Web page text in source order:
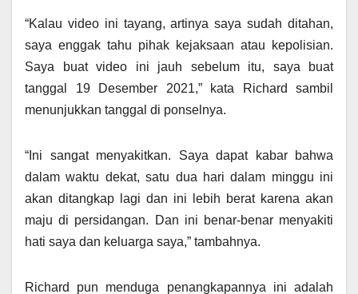
“Kalau video ini tayang, artinya saya sudah ditahan,
saya enggak tahu pihak kejaksaan atau kepolisian.
Saya buat video ini jauh sebelum itu, saya buat
tanggal 19 Desember 2021,” kata Richard sambil
menunjukkan tanggal di ponselnya.
“Ini sangat menyakitkan. Saya dapat kabar bahwa
dalam waktu dekat, satu dua hari dalam minggu ini
akan ditangkap lagi dan ini lebih berat karena akan
maju di persidangan. Dan ini benar-benar menyakiti
hati saya dan keluarga saya,” tambahnya.
Richard pun menduga penangkapannya ini adalah